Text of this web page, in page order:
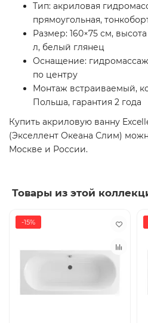
Тип: акриловая
прямоугольная,
Размер: 160×75 см,
л, белый глянец
Оснащение:
по центру
Монтаж встраиваемый,
Польша, гарантия 2 года
Купить акриловую ванну
(Экселлент Океана Слим)
Москве и России.
Товары из этой
-15%